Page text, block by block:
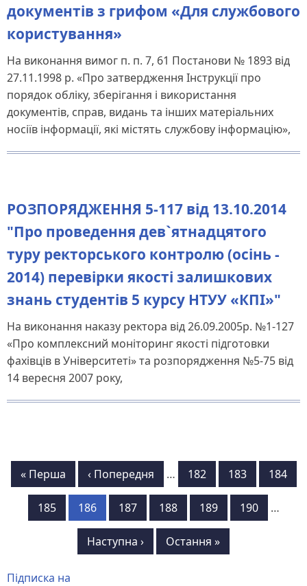
документів з грифом «Для службового
користування»
На виконання вимог п. п. 7, 61 Постанови № 1893 від
27.11.1998 р. «Про затвердження Інструкції про
порядок обліку, зберігання і використання
документів, справ, видань та інших матеріальних
носіїв інформації, які містять службову інформацію»,
РОЗПОРЯДЖЕННЯ 5-117 від 13.10.2014
"Про проведення дев`ятнадцятого
туру ректорського контролю (осінь -
2014) перевірки якості залишкових
знань студентів 5 курсу НТУУ «КПІ»"
На виконання наказу ректора від 26.09.2005р. №1-127
«Про комплексний моніторинг якості підготовки
фахівців в Університеті» та розпорядження №5-75 від
14 вересня 2007 року,
Розбивка
на
сторінки
Перша
сторінка
« Перша
Попередня
сторінка
‹ Попередня … Сторінка
182 Сторінка
183 184
Сторінка
185 Сторінка
186 Сторінка
187 Сторінка
188 Сторінка
189 Сторінка
190 …
Наступна
сторінка
Наступна ›
Остання
сторінка
Остання »
Підписка на